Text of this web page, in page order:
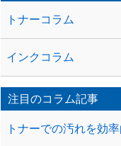
トナーコラム
インクコラム
注目のコラム記事
トナーでの汚れを効